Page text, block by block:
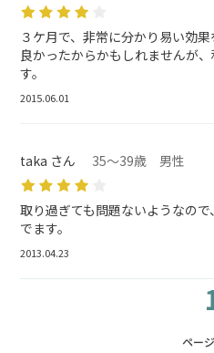
３ケ月で、非常に分かり易い効
良かったからかもしれませんが
す。
2015.06.01
taka さん 35～39歳 男性
取り過ぎても問題ないようなの
でます。
2013.04.23
ペー